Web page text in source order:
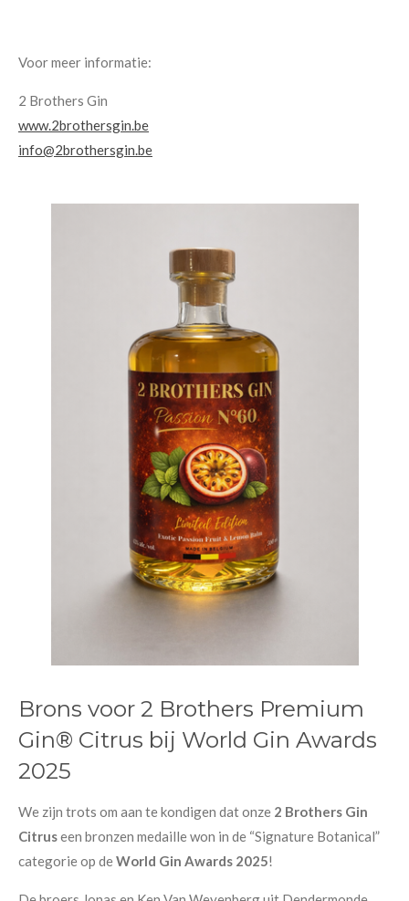
Voor meer informatie:
2 Brothers Gin
www.2brothersgin.be
info@2brothersgin.be
Brons voor 2 Brothers Premium
Gin® Citrus bij World Gin Awards
2025
We zijn trots om aan te kondigen dat onze 2 Brothers Gin
Citruseen bronzen medaille won in de “Signature Botanical”
categorie op deWorld Gin Awards 2025!